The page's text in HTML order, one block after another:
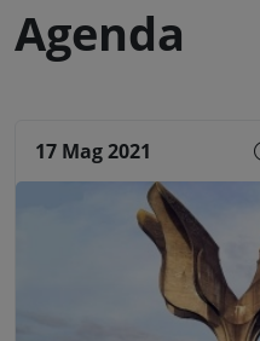
Agenda
17 Mag 2021